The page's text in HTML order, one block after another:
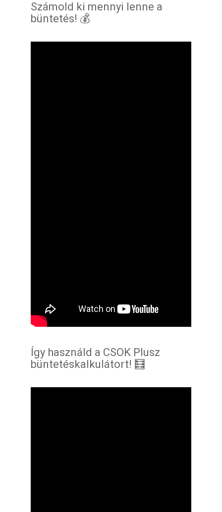
Számold ki mennyi lenne a
büntetés! 💰
Így használd a CSOK Plusz
büntetéskalkulátort! 🧮